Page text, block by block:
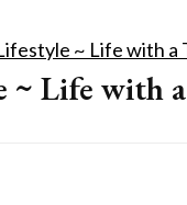
~ Life with